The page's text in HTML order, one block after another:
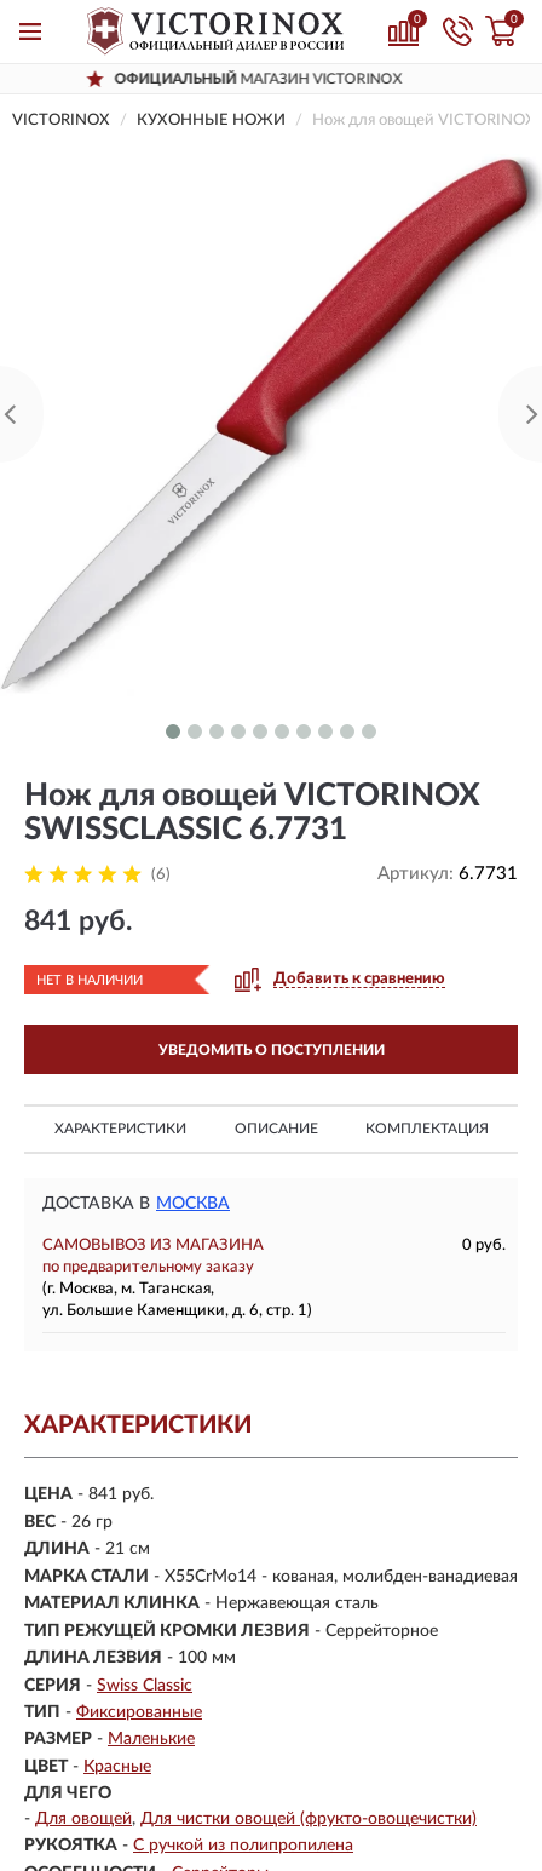
0 0
МАГАЗИН VICTORINOX
VICTORINOX КУХОННЫЕ НОЖИ Нож для овощей VICTORINOX
Нож для овощей VICTORINOX
SWISSCLASSIC 6.7731
(6) Артикул: 6.7731
841 руб.
НЕТ В НАЛИЧИИ Добавить к сравнению
УВЕДОМИТЬ О ПОСТУПЛЕНИИ
ХАРАКТЕРИСТИКИ ОПИСАНИЕ КОМПЛЕКТАЦИЯ
ДОСТАВКА В МОСКВА
САМОВЫВОЗ ИЗ МАГАЗИНА
0 руб.
по предварительному заказу
(г. Москва, м. Таганская,
ул. Большие Каменщики, д. 6, стр. 1)
ХАРАКТЕРИСТИКИ
ЦЕНА - 841 руб.
ВЕС - 26 гр
ДЛИНА - 21 см
МАРКА СТАЛИ - X55CrMo14 - кованая, молибден-ванадиевая
МАТЕРИАЛ КЛИНКА - Нержавеющая сталь
ТИП РЕЖУЩЕЙ КРОМКИ ЛЕЗВИЯ - Серрейторное
ДЛИНА ЛЕЗВИЯ - 100 мм
СЕРИЯ - Swiss Classic
ТИП - Фиксированные
РАЗМЕР - Маленькие
ЦВЕТ - Красные
ДЛЯ ЧЕГО
- Для овощей Для чистки овощей (фрукто-овощечистки)
РУКОЯТКА - С ручкой из полипропилена